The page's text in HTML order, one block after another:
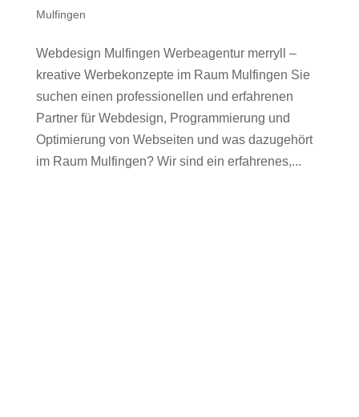
Mulfingen
Webdesign Mulfingen Werbeagentur merryll –
kreative Werbekonzepte im Raum Mulfingen Sie
suchen einen professionellen und erfahrenen
Partner für Webdesign, Programmierung und
Optimierung von Webseiten und was dazugehört
im Raum Mulfingen? Wir sind ein erfahrenes,...